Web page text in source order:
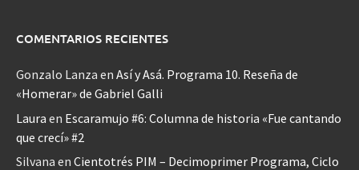
COMENTARIOS RECIENTES
Gonzalo Lanza en Así y Asá. Programa 10. Reseña de
«Homerar» de Gabriel Galli
Laura en Escaramujo #6: Columna de historia «Fue cantando
que crecí» #2
Silvana en Cientotrés PIM – Decimoprimer Programa, Ciclo